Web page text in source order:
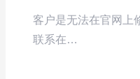
客户是无法在官网上
联系在…